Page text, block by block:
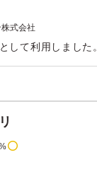
式会社
して利用しまし
になってよかった
がされていたの